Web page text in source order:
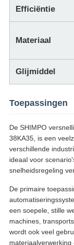
Efficiëntie
Materiaal
Glijmiddel
Toepassingen
De SHIMPO
38KA35, is een
verschillende
ideaal voor
snelheidsregeling
De primaire
een soepele, stille
machines,
wordt ook veel